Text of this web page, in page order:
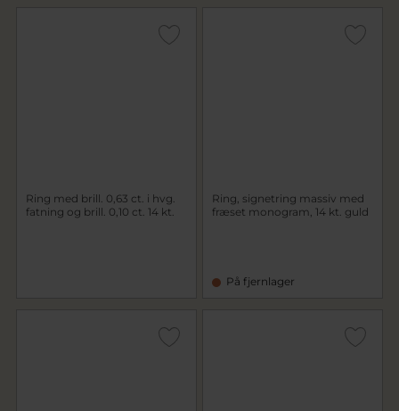
Ring med brill. 0,63 ct. i hvg.
fatning og brill. 0,10 ct. 14 kt.
Ring, signetring massiv med
fræset monogram, 14 kt. guld
På fjernlager